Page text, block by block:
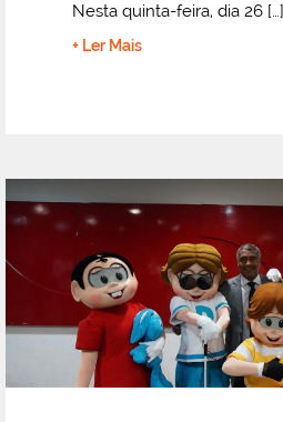
Nesta quinta-feira, dia 26 […]
+ Ler Mais